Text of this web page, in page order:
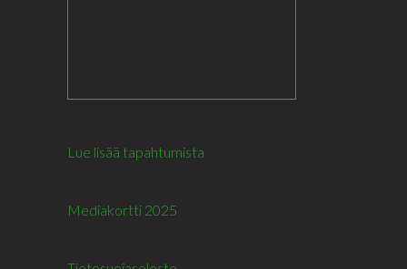
Lue lisää tapahtumista
Mediakortti 2025